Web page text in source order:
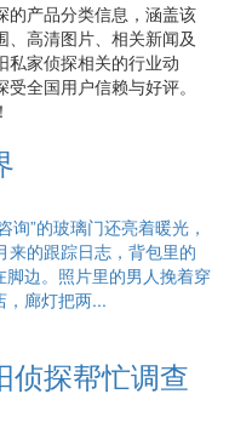
的产品分类信息，涵盖该
高清图片、相关新闻及
私家侦探相关的行业动
全国用户信赖与好评。
询”的玻璃门还亮着暖光，
来的跟踪日志，背包里的
边。照片里的男人挽着穿
，廊灯把两...
侦探帮忙调查